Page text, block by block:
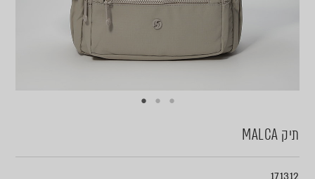
תיק MALCA
171312